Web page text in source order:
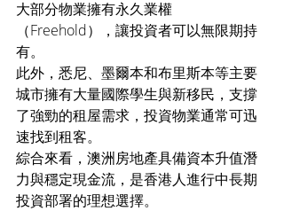
大部分物業擁有永久業權
（Freehold），讓投資者可以無限期持
有。
此外，悉尼、墨爾本和布里斯本等主要
城市擁有大量國際學生與新移民，支撐
了強勁的租屋需求，投資物業通常可迅
速找到租客。
綜合來看，澳洲房地產具備資本升值潛
力與穩定現金流，是香港人進行中長期
投資部署的理想選擇。